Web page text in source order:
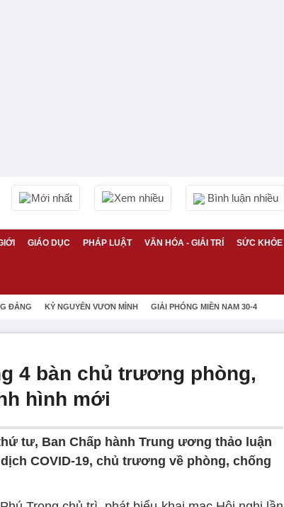
Mới nhất Xem nhiều Bình luận nhiều
GIÁO DỤC PHÁP LUẬT VĂN HÓA - GIẢI TRÍ SỨC KHỎE
ĐẢNG KỶ NGUYÊN VƯƠN MÌNH GIẢI PHÓNG MIỀN NAM 30-4
4 bàn chủ trương phòng,
hình mới
tư, Ban Chấp hành Trung ương thảo luận
COVID-19, chủ trương về phòng, chống